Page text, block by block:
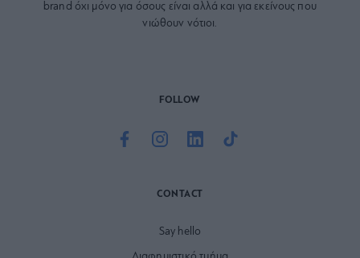
brand όχι μόνο για όσους είναι αλλά και για εκείνους που
νιώθουν νότιοι.
FOLLOW
CONTACT
Say hello